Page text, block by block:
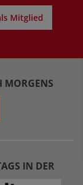
Mitglied
MORGENS
IN DER